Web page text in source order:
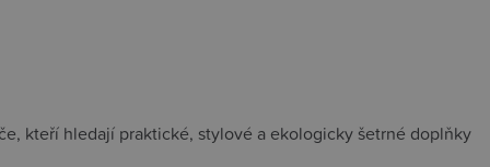
kteří hledají praktické, stylové a ekologicky šetrné doplňky